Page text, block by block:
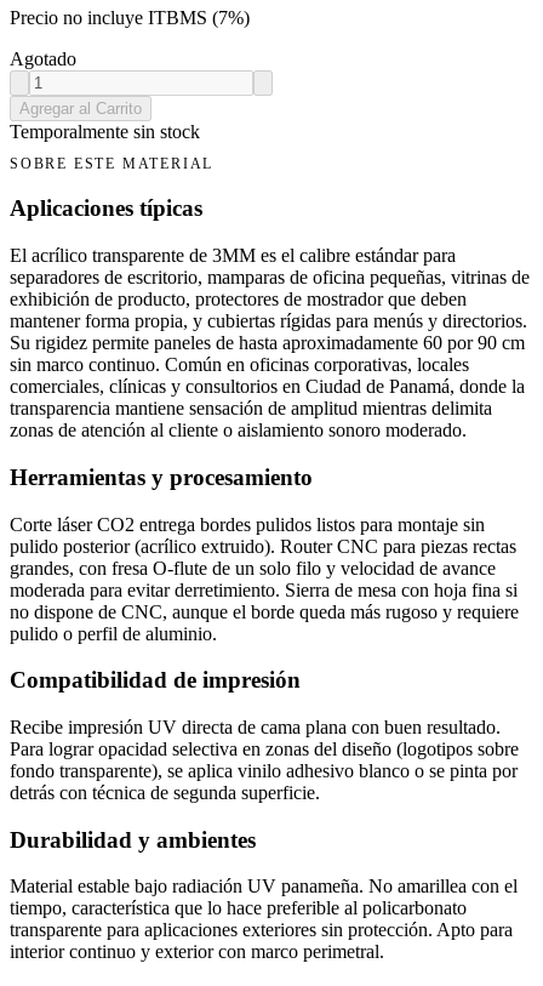
Precio no incluye ITBMS (7%)
Agotado
Agregar al Carrito
Temporalmente sin stock
SOBRE ESTE MATERIAL
Aplicaciones típicas
El acrílico transparente de 3MM es el calibre estándar para
separadores de escritorio, mamparas de oficina pequeñas, vitrinas de
exhibición de producto, protectores de mostrador que deben
mantener forma propia, y cubiertas rígidas para menús y directorios.
Su rigidez permite paneles de hasta aproximadamente 60 por 90 cm
sin marco continuo. Común en oficinas corporativas, locales
comerciales, clínicas y consultorios en Ciudad de Panamá, donde la
transparencia mantiene sensación de amplitud mientras delimita
zonas de atención al cliente o aislamiento sonoro moderado.
Herramientas y procesamiento
Corte láser CO2 entrega bordes pulidos listos para montaje sin
pulido posterior (acrílico extruido). Router CNC para piezas rectas
grandes, con fresa O-flute de un solo filo y velocidad de avance
moderada para evitar derretimiento. Sierra de mesa con hoja fina si
no dispone de CNC, aunque el borde queda más rugoso y requiere
pulido o perfil de aluminio.
Compatibilidad de impresión
Recibe impresión UV directa de cama plana con buen resultado.
Para lograr opacidad selectiva en zonas del diseño (logotipos sobre
fondo transparente), se aplica vinilo adhesivo blanco o se pinta por
detrás con técnica de segunda superficie.
Durabilidad y ambientes
Material estable bajo radiación UV panameña. No amarillea con el
tiempo, característica que lo hace preferible al policarbonato
transparente para aplicaciones exteriores sin protección. Apto para
interior continuo y exterior con marco perimetral.